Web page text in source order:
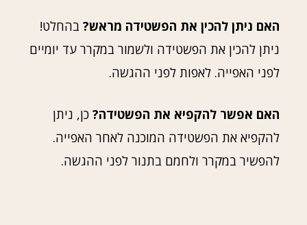
האם ניתן להכין את הפשטידה מראש? בהחלט!
ניתן להכין את הפשטידה ולשמור במקרר עד יומיים
לפני האפייה. לאפות לפני ההגשה.
האם אפשר להקפיא את הפשטידה? כן, ניתן
להקפיא את הפשטידה המוכנה לאחר האפייה.
להפשיר במקרר ולחמם בתנור לפני ההגשה.